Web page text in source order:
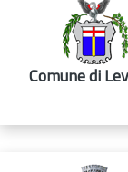
Comune di